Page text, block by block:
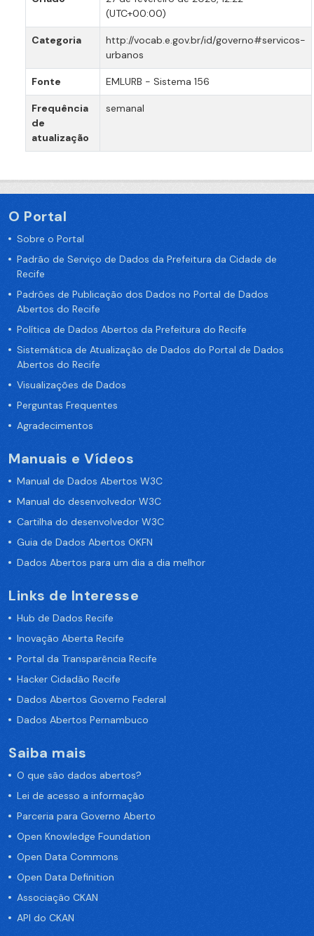
(UTC+00:00)
Categoria
http://vocab.e.gov.br/id/governo#servicos-
urbanos
Fonte EMLURB - Sistema 156
Frequência
de
atualização
semanal
O Portal
Sobre o Portal
Padrão de Serviço de Dados da Prefeitura da Cidade de
Recife
Padrões de Publicação dos Dados no Portal de Dados
Abertos do Recife
Política de Dados Abertos da Prefeitura do Recife
Sistemática de Atualização de Dados do Portal de Dados
Abertos do Recife
Visualizações de Dados
Perguntas Frequentes
Agradecimentos
Manuais e Vídeos
Manual de Dados Abertos W3C
Manual do desenvolvedor W3C
Cartilha do desenvolvedor W3C
Guia de Dados Abertos OKFN
Dados Abertos para um dia a dia melhor
Links de Interesse
Hub de Dados Recife
Inovação Aberta Recife
Portal da Transparência Recife
Hacker Cidadão Recife
Dados Abertos Governo Federal
Dados Abertos Pernambuco
Saiba mais
O que são dados abertos?
Lei de acesso a informação
Parceria para Governo Aberto
Open Knowledge Foundation
Open Data Commons
Open Data Definition
Associação CKAN
API do CKAN